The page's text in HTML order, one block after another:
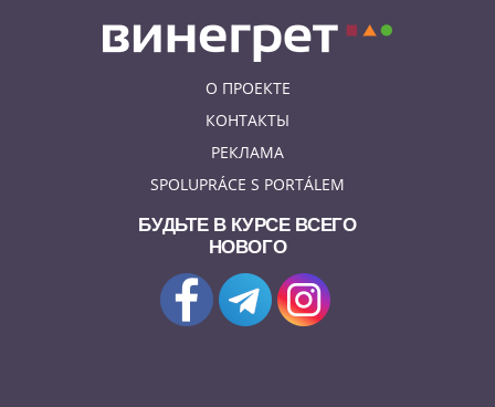
О ПРОЕКТЕ
КОНТАКТЫ
РЕКЛАМА
SPOLUPRÁCE S PORTÁLEM
БУДЬТЕ В КУРСЕ ВСЕГО
НОВОГО